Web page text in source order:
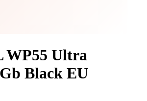
WP55 Ultra
Black EU